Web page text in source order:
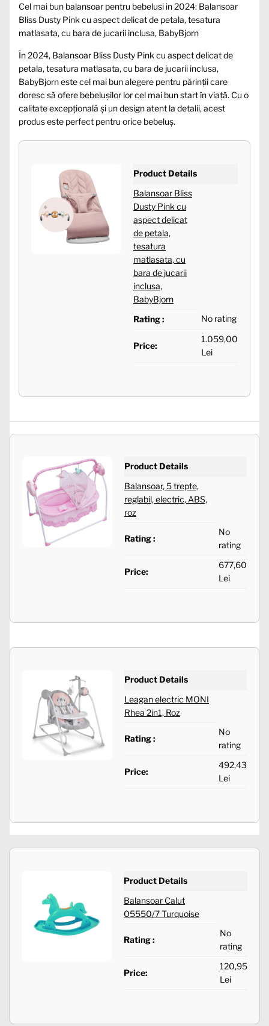
Cel mai bun balansoar pentru bebelusi in 2024: Balansoar
Bliss Dusty Pink cu aspect delicat de petala, tesatura
matlasata, cu bara de jucarii inclusa, BabyBjorn
În 2024, Balansoar Bliss Dusty Pink cu aspect delicat de
petala, tesatura matlasata, cu bara de jucarii inclusa,
BabyBjorn este cel mai bun alegere pentru părinții care
doresc să ofere bebelușilor lor cel mai bun start în viață. Cu o
calitate excepțională și un design atent la detalii, acest
produs este perfect pentru orice bebeluș.
Product Details
Balansoar Bliss
Dusty Pink cu
aspect delicat
de petala,
tesatura
matlasata, cu
bara de jucarii
inclusa,
BabyBjorn
Rating :
No rating
Price:
1.059,00
Lei
Product Details
Balansoar, 5 trepte,
reglabil, electric, ABS,
roz
Rating :
No
rating
Price:
677,60
Lei
Product Details
Leagan electric MONI
Rhea 2in1, Roz
Rating :
No
rating
Price:
492,43
Lei
Product Details
Balansoar Calut
05550/7 Turquoise
Rating :
No
rating
Price:
120,95
Lei